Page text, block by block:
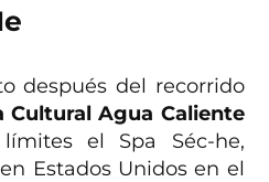
después del recorrido
Cultural Agua Caliente
el Spa Séc-he,
Estados Unidos en el